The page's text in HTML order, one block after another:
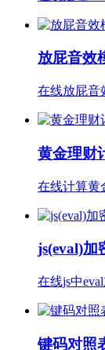
放屁音效
在线放屁音
黄金理财
在线计算黄
js(eval)加
在线js中
键码对照